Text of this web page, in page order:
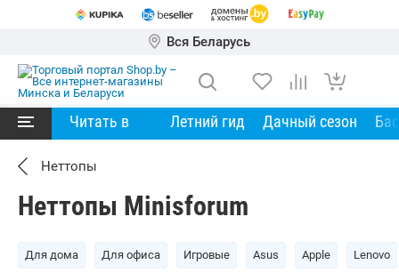
Вся Беларусь
Читать в Летний гид Дачный сезон
Неттопы
Неттопы Minisforum
Для дома Для офиса Игровые Asus Apple Lenovo